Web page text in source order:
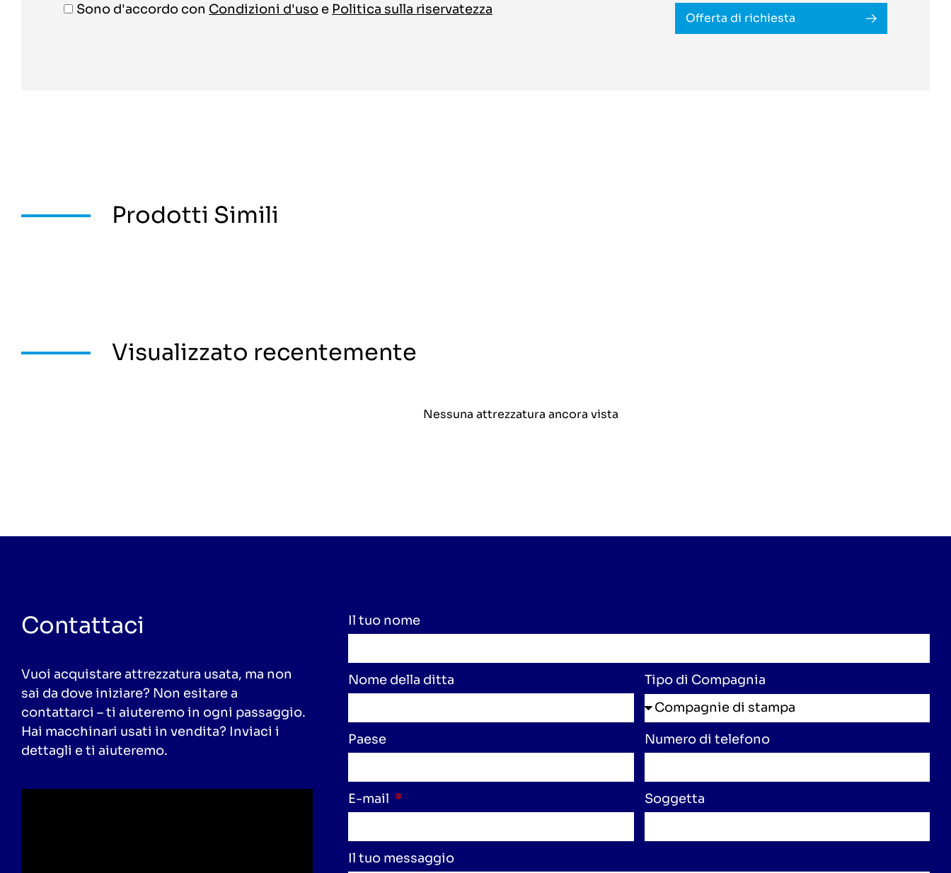
Sono d'accordo con Condizioni d'uso e Politica sulla riservatezza
Offerta di richiesta
Prodotti Simili
Visualizzato recentemente
Nessuna attrezzatura ancora vista
Contattaci
Vuoi acquistare attrezzatura usata, ma non
sai da dove iniziare? Non esitare a
contattarci – ti aiuteremo in ogni passaggio.
Hai macchinari usati in vendita? Inviaci i
dettagli e ti aiuteremo.
Il tuo nome
Nome della ditta Tipo di Compagnia
Paese Numero di telefono
E-mail Soggetta
Il tuo messaggio